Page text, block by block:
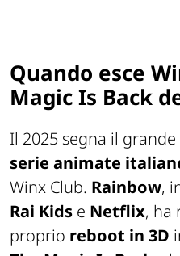
Quando esce
Magic Is Back
Il 2025 segna il
serie animate
Winx Club. Rainbow,
Rai Kids e Netflix, ha
proprio reboot in 3D